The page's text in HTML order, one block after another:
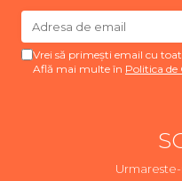
Vrei să primești email cu
Află mai multe în Politica